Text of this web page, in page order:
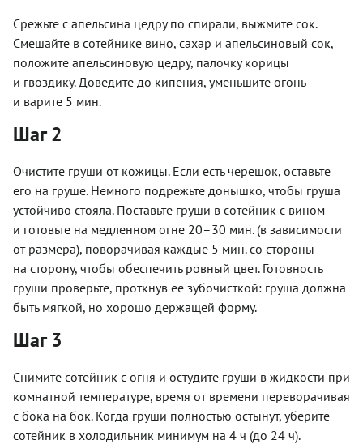
Срежьте с апельсина цедру по спирали, выжмите сок.
Смешайте в сотейнике вино, сахар и апельсиновый сок,
положите апельсиновую цедру, палочку корицы
и гвоздику. Доведите до кипения, уменьшите огонь
и варите 5 мин.
Шаг 2
Очистите груши от кожицы. Если есть черешок, оставьте
его на груше. Немного подрежьте донышко, чтобы груша
устойчиво стояла. Поставьте груши в сотейник с вином
и готовьте на медленном огне 20–30 мин. (в зависимости
от размера), поворачивая каждые 5 мин. со стороны
на сторону, чтобы обеспечить ровный цвет. Готовность
груши проверьте, проткнув ее зубочисткой: груша должна
быть мягкой, но хорошо держащей форму.
Шаг 3
Снимите сотейник с огня и остудите груши в жидкости при
комнатной температуре, время от времени переворачивая
с бока на бок. Когда груши полностью остынут, уберите
сотейник в холодильник минимум на 4 ч (до 24 ч).